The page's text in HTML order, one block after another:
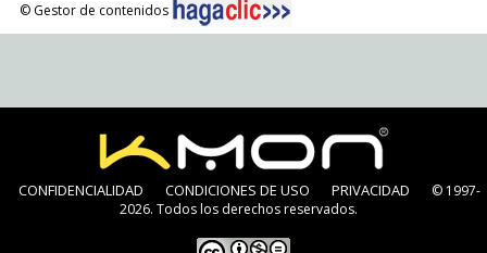
© Gestor de contenidos
CONFIDENCIALIDAD CONDICIONES DE USO PRIVACIDAD
© 1997-
2026. Todos los derechos reservados.